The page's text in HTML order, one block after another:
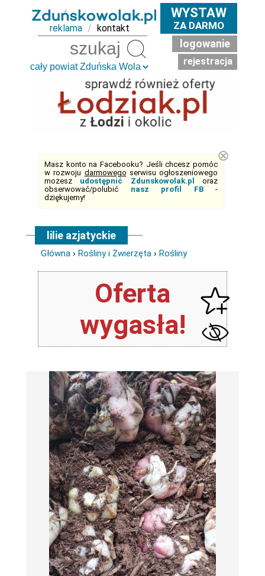
reklama / kontakt
WYSTAW
ZA DARMO
logowanie
rejestracja
Masz konto na Facebooku? Jeśli chcesz pomóc
w rozwoju darmowego serwisu ogłoszeniowego
możesz udostępnić Zdunskowolak.pl
oraz
obserwować/polubić nasz profil FB-
dziękujemy!
⊗
lilie azjatyckie
Główna › Rośliny i Zwierzęta › Rośliny
Oferta
wygasła!